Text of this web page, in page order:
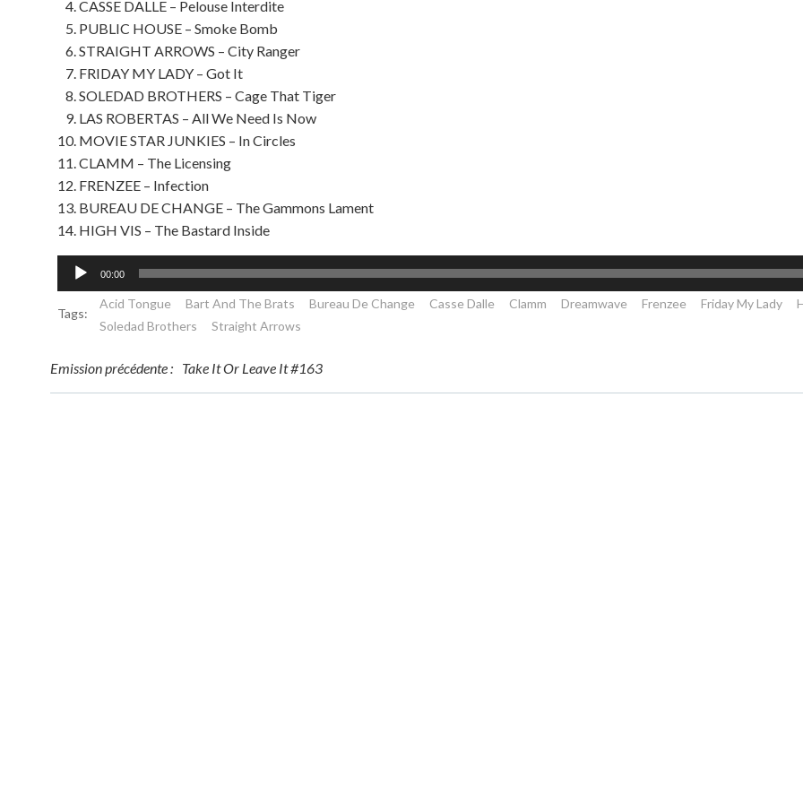
CASSE DALLE – Pelouse Interdite
PUBLIC HOUSE – Smoke Bomb
STRAIGHT ARROWS – City Ranger
FRIDAY MY LADY – Got It
SOLEDAD BROTHERS – Cage That Tiger
LAS ROBERTAS – All We Need Is Now
MOVIE STAR JUNKIES – In Circles
CLAMM – The Licensing
FRENZEE – Infection
BUREAU DE CHANGE – The Gammons Lament
HIGH VIS – The Bastard Inside
Lecteur
audio
00:00
Tags:
Acid Tongue Bart And The Brats Bureau De Change Casse Dalle Clamm Dreamwave Frenzee Friday My Lady
Soledad Brothers
Straight Arrows
Post
Emission précédente : Take It Or Leave It #163